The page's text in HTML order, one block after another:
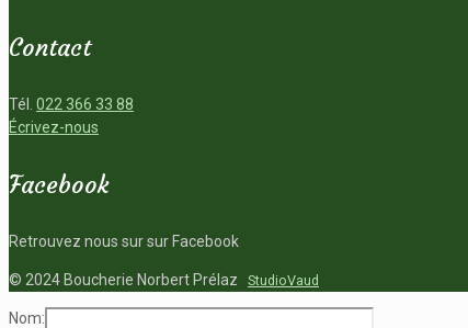
Contact
Tél. 022 366 33 88
Écrivez-nous
Facebook
Retrouvez nous sur sur Facebook
© 2024 Boucherie Norbert Prélaz StudioVaud
Nom: